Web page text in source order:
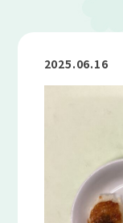
2025.06.16